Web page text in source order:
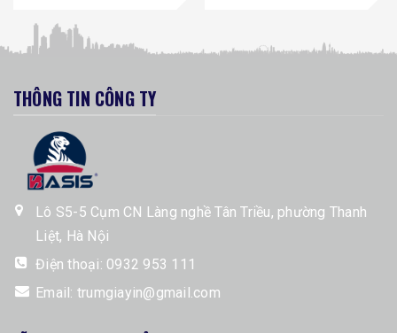
THÔNG TIN CÔNG TY
Lô S5-5 Cụm CN Làng nghề Tân Triều, phường Thanh
Liệt, Hà Nội
Điện thoại: 0932 953 111
Email: trumgiayin@gmail.com